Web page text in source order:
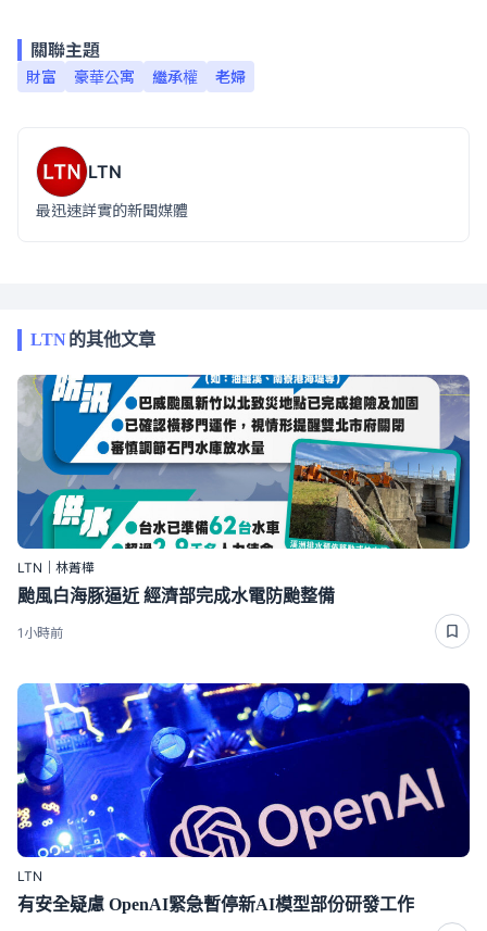
關聯主題
財富 豪華公寓 繼承權 老婦
LTN
最迅速詳實的新聞媒體
LTN的其他文章
LTN｜林菁樺
颱風白海豚逼近 經濟部完成水電防颱整備
1小時前
LTN
有安全疑慮 OpenAI緊急暫停新AI模型部份研發工作